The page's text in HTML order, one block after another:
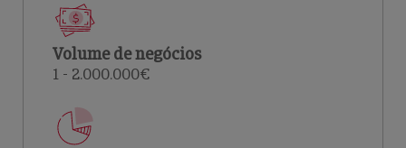
Volume de negócios
1 - 2.000.000€